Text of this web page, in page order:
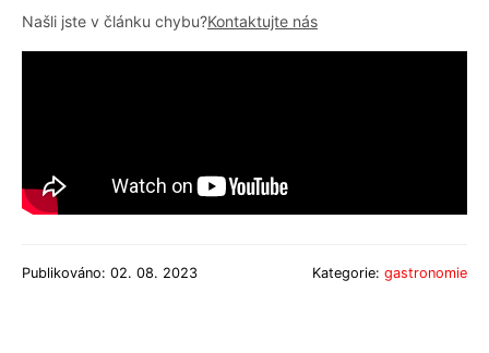
Našli jste v článku chybu?Kontaktujte nás
Publikováno: 02. 08. 2023 Kategorie: gastronomie